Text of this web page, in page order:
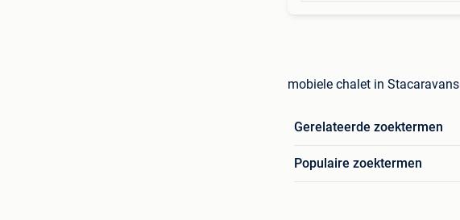
mobiele chalet in Stacaravans
Gerelateerde zoektermen
Populaire zoektermen